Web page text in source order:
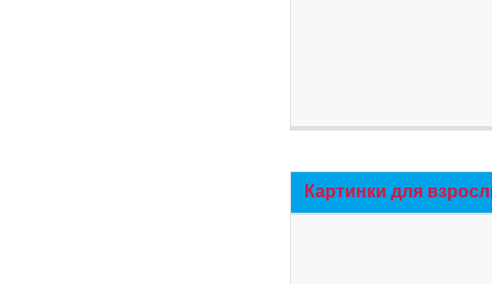
Картинки для